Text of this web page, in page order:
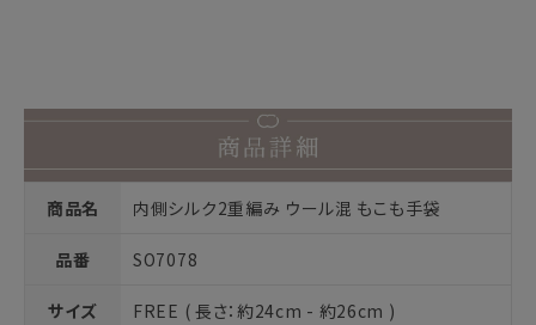
商品名 内側シルク2重編み ウール混 もこも手袋
品番 SO7078
サイズ FREE ( 長さ：約24cm - 約26cm )